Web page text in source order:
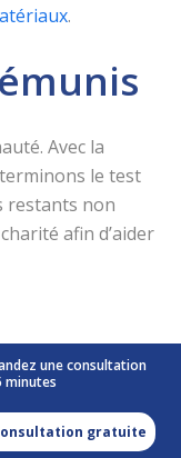
.
Avec la
le test
restants non
afin d’aider
une consultation
minutes
gratuite